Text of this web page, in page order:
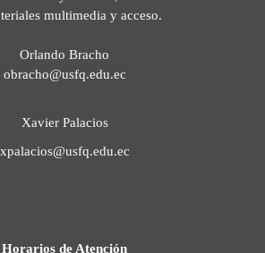
multimedia y acceso.
Orlando Bracho
obracho@usfq.edu.ec
Xavier Palacios
xpalacios@usfq.edu.ec
Horarios de Atención